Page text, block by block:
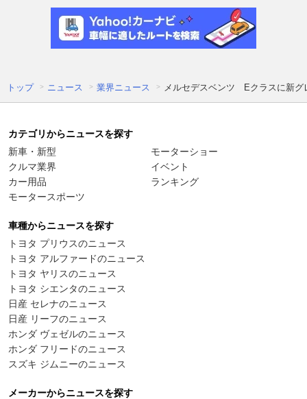
トップ ニュース 業界ニュース メルセデスベンツ Eクラスに新グ
カテゴリからニュースを探す
新車・新型
クルマ業界
カー用品
モータースポーツ
モーターショー
イベント
ランキング
車種からニュースを探す
トヨタ プリウスのニュース
トヨタ アルファードのニュース
トヨタ ヤリスのニュース
トヨタ シエンタのニュース
日産 セレナのニュース
日産 リーフのニュース
ホンダ ヴェゼルのニュース
ホンダ フリードのニュース
スズキ ジムニーのニュース
メーカーからニュースを探す